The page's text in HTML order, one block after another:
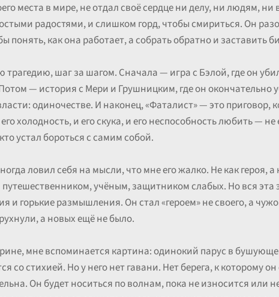
места в мире, не отдал своё сердце ни делу, ни людям,
радостями, и слишком горд, чтобы смириться. Он
понять, как она работает, а собрать обратно и заставить
шаг за шагом. Сначала — игра с Бэлой, где он
— история с Мери и Грушницким, где он окончательно
одиночестве. И наконец, «Фаталист» — это приговор,
холодность, и его скука, и его неспособность любить — не
устал бороться с самим собой.
ловил себя на мысли, что мне его жалко. Не как героя,
учёным, защитником слабых. Но вся эта
и горькие размышления. Он стал «героем» не своего, а
а новых ещё не было.
мне вспоминается картина: одинокий парус в
со стихией. Но у него нет гавани. Нет берега, к которому
Он будет носиться по волнам, пока не износится или